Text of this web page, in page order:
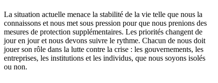
La situation actuelle menace la stabilité de la vie telle que nous la
connaissons et nous met sous pression pour que nous prenions des
mesures de protection supplémentaires. Les priorités changent de
jour en jour et nous devons suivre le rythme. Chacun de nous doit
jouer son rôle dans la lutte contre la crise : les gouvernements, les
entreprises, les institutions et les individus, que nous soyons isolés
ou non.